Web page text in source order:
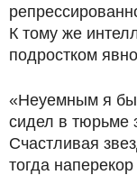
К тому же
подростком
«Неуемным я
сидел в тюрьме
Счастливая
тогда